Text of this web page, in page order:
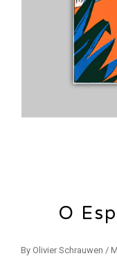
O
By Olivier Schrauwen /